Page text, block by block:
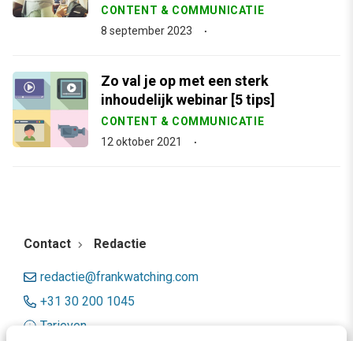
CONTENT & COMMUNICATIE
8 september 2023
Zo val je op met een sterk
inhoudelijk webinar [5 tips]
CONTENT & COMMUNICATIE
12 oktober 2021
Contact Redactie
redactie@frankwatching.com
+31 30 200 1045
Tarieven